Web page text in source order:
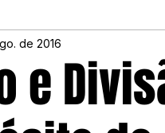
e
de 2016